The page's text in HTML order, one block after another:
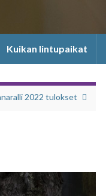
Kuikan lintupaikat
2022 tulokset